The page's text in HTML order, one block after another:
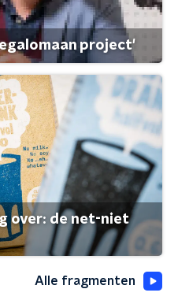
project'
over: de net-niet
Alle fragmenten